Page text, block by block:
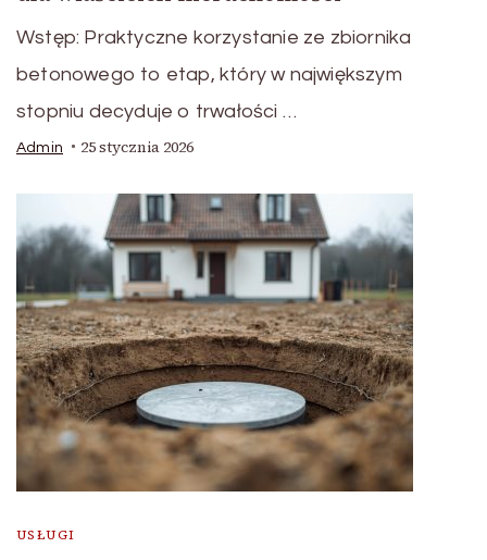
Wstęp: Praktyczne korzystanie ze zbiornika
betonowego to etap, który w największym
stopniu decyduje o trwałości …
Admin 25 stycznia 2026
USŁUGI